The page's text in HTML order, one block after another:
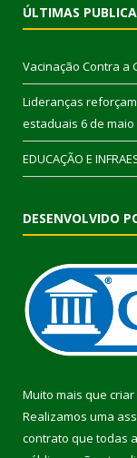
ÚLTIMAS
Vacinação Contra a
Lideranças
estaduais 6 de maio
EDUCAÇÃO E
DESENVOLVIDO
Muito mais que criar
Realizamos uma
contrato que todas